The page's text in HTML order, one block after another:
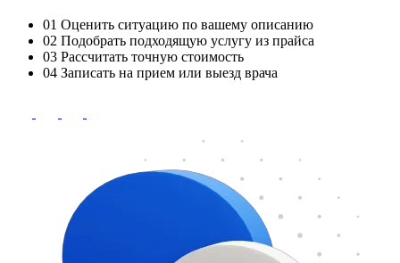
01 Оценить ситуацию по вашему описанию
02 Подобрать подходящую услугу из прайса
03 Рассчитать точную стоимость
04 Записать на прием или выезд врача